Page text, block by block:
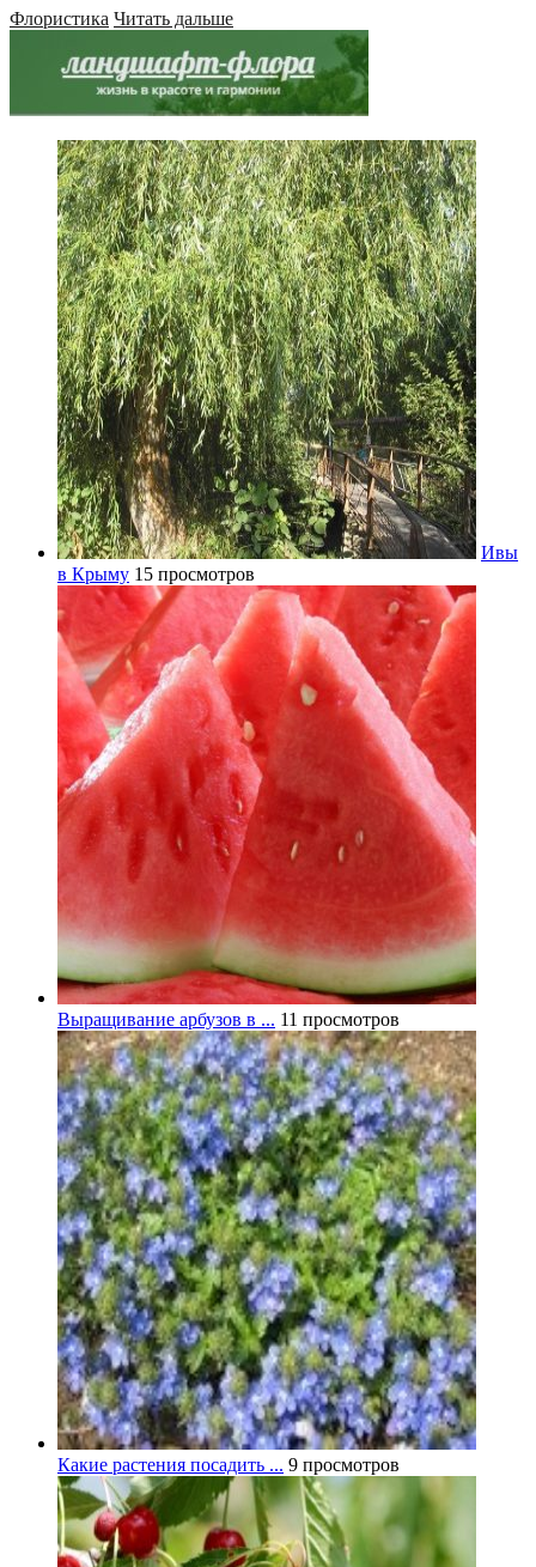
Флористика Читать дальше
Ивы
в Крыму 15 просмотров
Выращивание арбузов в ... 11 просмотров
Какие растения посадить ... 9 просмотров